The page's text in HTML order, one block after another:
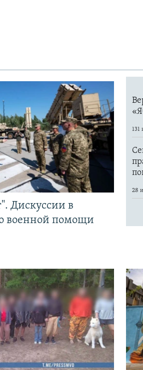
Дискуссии в
военной помощи